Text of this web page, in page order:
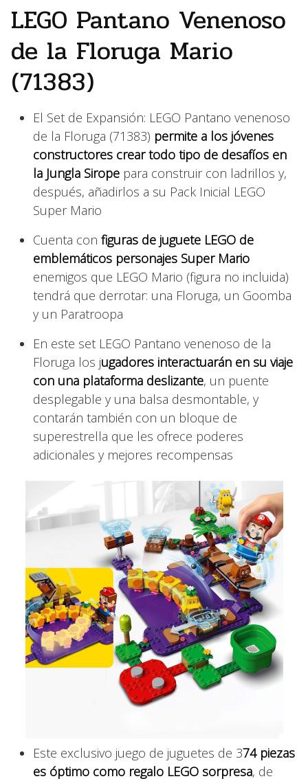
LEGO Pantano Venenoso
de la Floruga Mario
(71383)
El Set de Expansión: LEGO Pantano venenoso
de la Floruga (71383) permite a los jóvenes
constructores crear todo tipo de desafíos en
la Jungla Sirope para construir con ladrillos y,
después, añadirlos a su Pack Inicial LEGO
Super Mario
Cuenta con figuras de juguete LEGO de
emblemáticos personajes Super Mario
enemigos que LEGO Mario (figura no incluida)
tendrá que derrotar: una Floruga, un Goomba
y un Paratroopa
En este set LEGO Pantano venenoso de la
Floruga los jugadores interactuarán en su viaje
con una plataforma deslizante, un puente
desplegable y una balsa desmontable, y
contarán también con un bloque de
superestrella que les ofrece poderes
adicionales y mejores recompensas
Este exclusivo juego de juguetes de 374 piezas
es óptimo como regalo LEGO sorpresa, de